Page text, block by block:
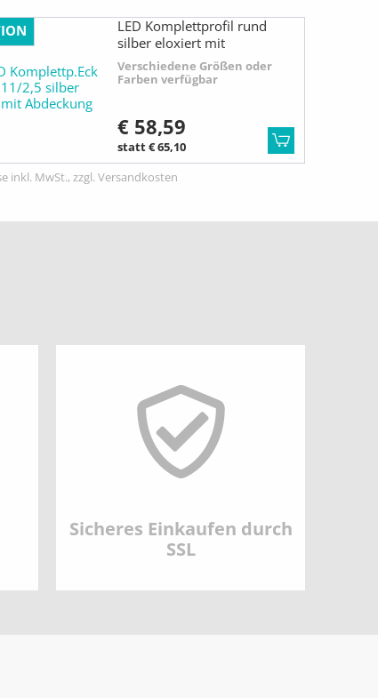
LED Komplettprofil rund
silber eloxiert mit
Abdeckung
Verschiedene Größen oder
Farben verfügbar
€ 58,59
statt € 65,10
inkl. MwSt., zzgl. Versandkosten
Sicheres Einkaufen durch
SSL